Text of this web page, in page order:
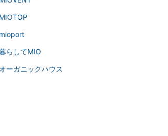
MIOTOP
mioport
らしてMIO
オーガニックハウス